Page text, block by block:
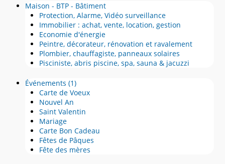
Maison - BTP - Bâtiment
Protection, Alarme, Vidéo surveillance
Immobilier : achat, vente, location, gestion
Economie d'énergie
Peintre, décorateur, rénovation et ravalement
Plombier, chauffagiste, panneaux solaires
Pisciniste, abris piscine, spa, sauna & jacuzzi
Événements(1)
Carte de Voeux
Nouvel An
Saint Valentin
Mariage
Carte Bon Cadeau
Fêtes de Pâques
Fête des mères